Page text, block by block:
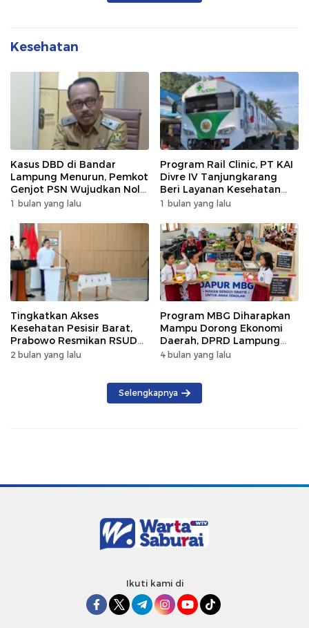
Kesehatan
Kasus DBD di Bandar
Lampung Menurun, Pemkot
Genjot PSN Wujudkan Nol
Kematian
1 bulan yang lalu
Program Rail Clinic, PT KAI
Divre IV Tanjungkarang
Beri Layanan Kesehatan
Gratis 250 Warga
1 bulan yang lalu
Tingkatkan Akses
Kesehatan Pesisir Barat,
Prabowo Resmikan RSUD
KH Muhammad Thohir
2 bulan yang lalu
Program MBG Diharapkan
Mampu Dorong Ekonomi
Daerah, DPRD Lampung
Tekankan Pemanfaatan
4 bulan yang lalu
Selengkapnya
Ikuti kami di